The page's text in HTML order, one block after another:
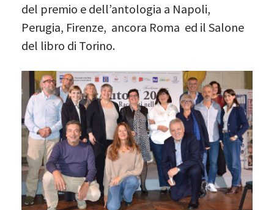
del premio e dell’antologia a Napoli,
Perugia, Firenze, ancora Roma ed il Salone
del libro di Torino.